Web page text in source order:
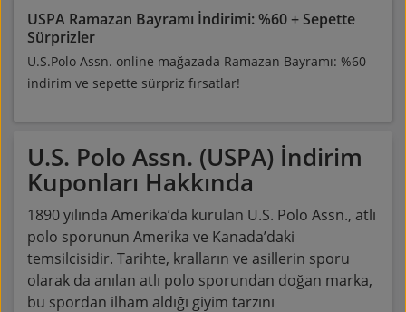
USPA Ramazan Bayramı İndirimi: %60 + Sepette
Sürprizler
U.S.Polo Assn. online mağazada Ramazan Bayramı: %60
indirim ve sepette sürpriz fırsatlar!
U.S. Polo Assn. (USPA) İndirim
Kuponları Hakkında
1890 yılında Amerika’da kurulan U.S. Polo Assn., atlı
polo sporunun Amerika ve Kanada’daki
temsilcisidir. Tarihte, kralların ve asillerin sporu
olarak da anılan atlı polo sporundan doğan marka,
bu spordan ilham aldığı giyim tarzını